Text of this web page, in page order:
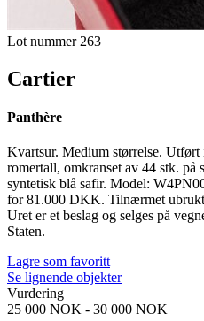
Lot nummer 263
Cartier
Panthère
Kvartsur. Medium størrelse.
romertall, omkranset av 44 stk. på
syntetisk blå safir. Model:
for 81.000 DKK. Tilnærmet
Uret er et beslag og selges på
Staten.
Lagre som favoritt
Se lignende objekter
Vurdering
25 000 NOK - 30 000 NOK